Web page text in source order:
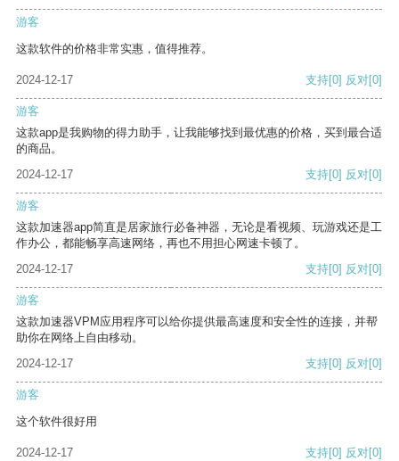
游客
这款软件的价格非常实惠，值得推荐。
2024-12-17 支持[0] 反对[0]
游客
这款app是我购物的得力助手，让我能够找到最优惠的价格，买到最合适
的商品。
2024-12-17
支持[0] 反对[0]
游客
这款加速器app简直是居家旅行必备神器，无论是看视频、玩游戏还是工
作办公，都能畅享高速网络，再也不用担心网速卡顿了。
2024-12-17
支持[0] 反对[0]
游客
这款加速器VPM应用程序可以给你提供最高速度和安全性的连接，并帮
助你在网络上自由移动。
2024-12-17
支持[0] 反对[0]
游客
这个软件很好用
2024-12-17 支持[0] 反对[0]